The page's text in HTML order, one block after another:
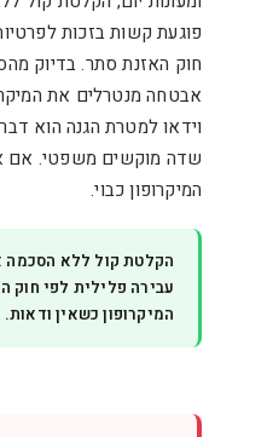
פוגעת קשות בזכות
חוק האזנת סתר. בדיוק
אבטחה מנטרלים את
וידאו למטרת הגנה הוא
שדה מוקשים משפטי. אם
המיקרופון כבוי.
הקלטת קול ללא הסכמה
עבירה פלילית לפי חוק
המיקרופון כשאין ודאות.